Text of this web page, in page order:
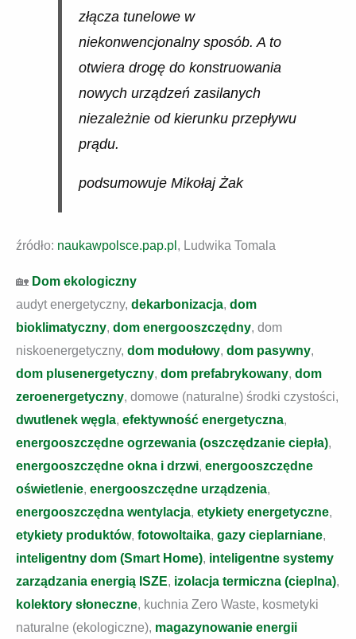
złącza tunelowe w
niekonwencjonalny sposób. A to
otwiera drogę do konstruowania
nowych urządzeń zasilanych
niezależnie od kierunku przepływu
prądu.
podsumowuje Mikołaj Żak
źródło: naukawpolsce.pap.pl , Ludwika Tomala
🏡 Dom ekologiczny
audyt energetyczny, dekarbonizacja, dom
bioklimatyczny, dom energooszczędny, dom
niskoenergetyczny, dom modułowy, dom pasywny,
dom plusenergetyczny, dom prefabrykowany, dom
zeroenergetyczny, domowe (naturalne) środki czystości,
dwutlenek węgla, efektywność energetyczna,
energooszczędne ogrzewania (oszczędzanie ciepła),
energooszczędne okna i drzwi, energooszczędne
oświetlenie, energooszczędne urządzenia,
energooszczędna wentylacja, etykiety energetyczne,
etykiety produktów, fotowoltaika, gazy cieplarniane,
inteligentny dom (Smart Home), inteligentne systemy
zarządzania energią ISZE, izolacja termiczna (cieplna),
kolektory słoneczne, kuchnia Zero Waste, kosmetyki
naturalne (ekologiczne), magazynowanie energii